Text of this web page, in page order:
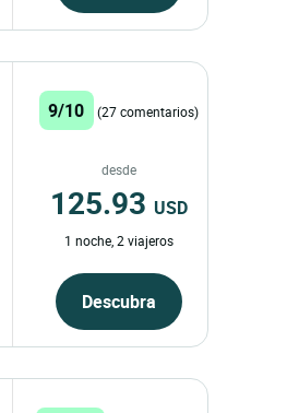
9/10 (27 comentarios)
desde
125.93 USD
1 noche, 2 viajeros
Descubra